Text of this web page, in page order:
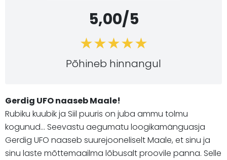
5,00/5
Põhineb hinnangul
Gerdig UFO naaseb Maale!
Rubiku kuubik ja Siil puuris on juba ammu tolmu
kogunud... Seevastu aegumatu loogikamänguasja
Gerdig UFO naaseb suurejooneliselt Maale, et sinu ja
sinu laste mõttemaailma lõbusalt proovile panna. Selle